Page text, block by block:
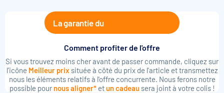
La garantie du
Comment profiter de l'offre
Si vous trouvez moins cher avant de passer commande, cliquez sur
l'icône Meilleur prixsituée à côté du prix de l'article et transmettez
nous les éléments relatifs à l'offre concurrente. Nous ferons notre
possible pour nous aligner*etun cadeausera joint à votre colis !